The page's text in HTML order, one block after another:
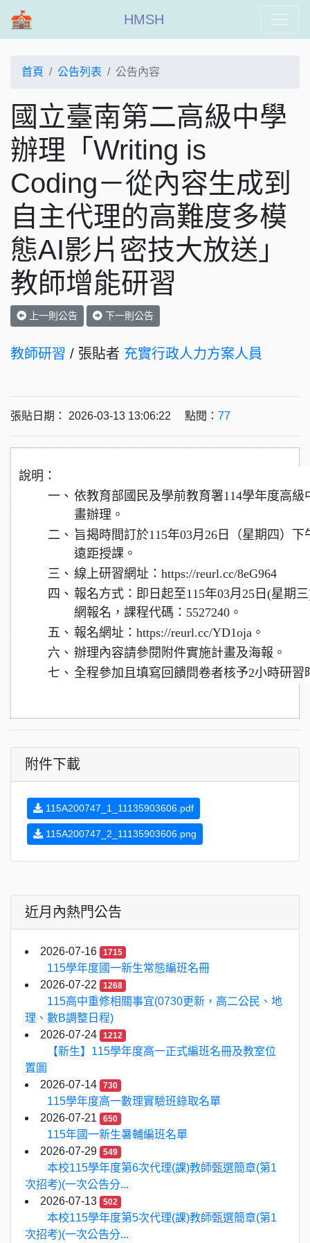
HMSH
首頁 公告列表 公告內容
國立臺南第二高級中學
辦理「Writing is
Coding－從內容生成到
自主代理的高難度多模
態AI影片密技大放送」
教師增能研習
上一則公告 下一則公告
教師研習 / 張貼者 充實行政人力方案人員
張貼日期： 2026-03-13 13:06:22 點閱： 77
說明：
一、 依教育部國民及學前教育署114學年度高
畫辦理。
二、 旨揭時間訂於115年03月26日（星期四）下
遠距授課。
三、 線上研習網址：https://reurl.cc/8eG964
四、 報名方式：即日起至115年03月25日(星期
網報名，課程代碼：5527240。
五、 報名網址：https://reurl.cc/YD1oja。
六、 辦理內容請參閱附件實施計畫及海報。
七、 全程參加且填寫回饋問卷者核予2小時研習
附件下載
115A200747_1_11135903606.pdf
115A200747_2_11135903606.png
近月內熱門公告
2026-07-16 1715
115學年度國一新生常態編班名冊
2026-07-22
1268
115高中重修相關事宜(0730更新，高二公民、地
理、數B調整日程)
2026-07-24
1212
【新生】115學年度高一正式編班名冊及教室位
置圖
2026-07-14
730
115學年度高一數理實驗班錄取名單
2026-07-21
650
115年國一新生暑輔編班名單
2026-07-29
549
本校115學年度第6次代理(課)教師甄選簡章(第1
次招考)(一次公告分...
2026-07-13
502
本校115學年度第5次代理(課)教師甄選簡章(第1
次招考)(一次公告分...